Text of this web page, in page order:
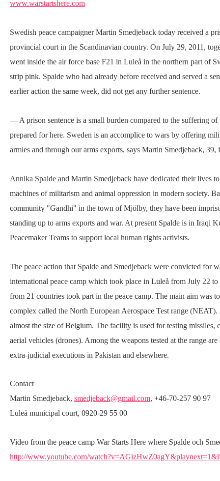
www.warstartshere.com
Swedish peace campaigner Martin Smedjeback today received a
provincial court in the Scandinavian country. On July 29, 2011,
went inside the air force base F21 in Luleå in the northern part of
strip pink. Spalde who had already before received and served a
earlier action the same week, did not get any further sentence.
— A prison sentence is a small burden compared to the suffering of
prepared for here. Sweden is an accomplice to wars by offering
armies and through our arms exports, says Martin Smedjeback,
Annika Spalde and Martin Smedjeback have dedicated their lives
machines of militarism and animal oppression in modern society.
community "Gandhi" in the town of Mjölby, they have been
standing up to arms exports and war. At present Spalde is in Iraqi
Peacemaker Teams to support local human rights activists.
The peace action that Spalde and Smedjeback were convicted for
international peace camp which took place in Luleå from July 22
from 21 countries took part in the peace camp. The main aim was
complex called the North European Aerospace Test range
almost the size of Belgium. The facility is used for testing missiles,
aerial vehicles (drones). Among the weapons tested at the range are
extra-judicial executions in Pakistan and elsewhere.
Contact
Martin Smedjeback, smedjeback@gmail.com, +46-70-257 90 97
Luleå municipal court, 0920-29 55 00
Video from the peace camp War Starts Here where Spalde och
http://www.youtube.com/